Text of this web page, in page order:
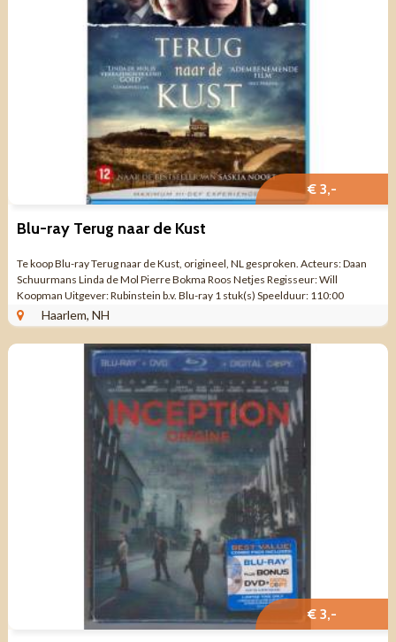
€ 3,-
Blu-ray Terug naar de Kust
Te koop Blu-ray Terug naar de Kust, origineel, NL gesproken. Acteurs: Daan
Schuurmans Linda de Mol Pierre Bokma Roos Netjes Regisseur: Will
Koopman Uitgever: Rubinstein b.v. Blu-ray 1 stuk(s) Speelduur: 110:00
minuten 2009 De ...
Haarlem, NH
€ 3,-